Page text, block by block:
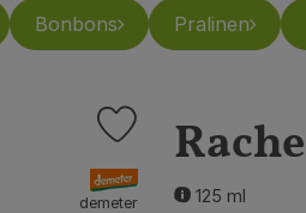
Bonbons Pralinen
125 ml
Produkt zu Favouriten
, Verband:
demeter